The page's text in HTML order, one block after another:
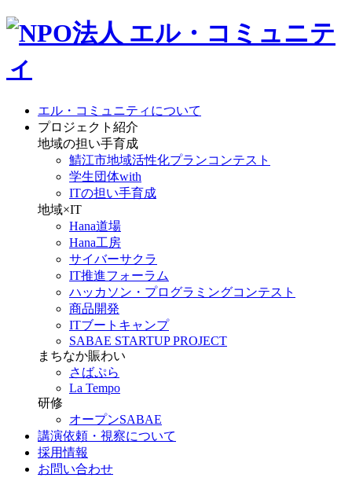
エル・コミュニティについて
プロジェクト紹介
地域の担い手育成
鯖江市地域活性化プランコンテスト
学生団体with
ITの担い手育成
地域×IT
Hana道場
Hana工房
サイバーサクラ
IT推進フォーラム
ハッカソン・プログラミングコンテスト
商品開発
ITブートキャンプ
SABAE STARTUP PROJECT
まちなか賑わい
さばぷら
La Tempo
研修
オープンSABAE
講演依頼・視察について
採用情報
お問い合わせ